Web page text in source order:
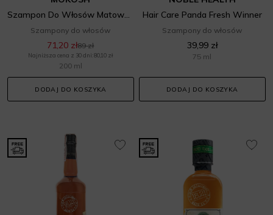
Szampon Do Włosów Matowych, O Przesuszonych Końcówkach - Zielona Herbata Z Bergamotką
Szampony do włosów
71,20 zł89 zł
Najniższa cena z 30 dni: 80,10 zł
200 ml
DODAJ DO KOSZYKA
Hair Care Panda Fresh Winner
Szampony do włosów
39,99 zł
75 ml
DODAJ DO KOSZYKA